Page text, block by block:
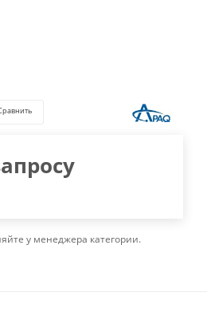
у менеджера категории.